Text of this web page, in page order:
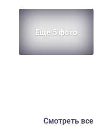
Еще 5 фото
Смотреть все